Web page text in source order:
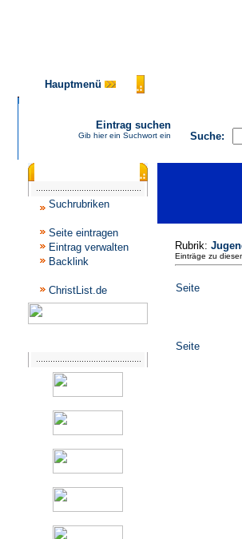
Hauptmenü
Suche:
Eintrag suchen
Gib hier ein Suchwort ein
Suchrubriken
Seite eintragen
Eintrag verwalten
Backlink
ChristList.de
Rubrik:
Einträge zu
Seite
Seite